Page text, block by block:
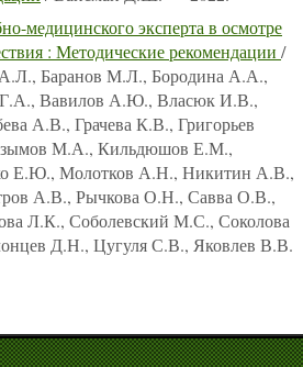
медицинского эксперта в осмотре
: Методические рекомендации /
Баранов М.Л., Бородина А.А.,
Вавилов А.Ю., Власюк И.В.,
А.В., Грачева К.В., Григорьев
М.А., Кильдюшов Е.М.,
Е.Ю., Молотков А.Н., Никитин А.В.,
А.В., Рычкова О.Н., Савва О.В.,
Л.К., Соболевский М.С., Соколова
Д.Н., Цугуля С.В., Яковлев В.В.